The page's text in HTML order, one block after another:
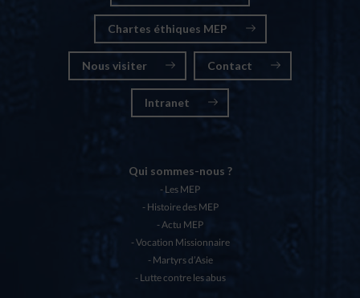
Chartes éthiques MEP
Nous visiter Contact
Intranet
Qui sommes-nous ?
Les MEP
Histoire des MEP
Actu MEP
Vocation Missionnaire
Martyrs d’Asie
Lutte contre les abus